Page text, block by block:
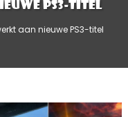
PS3-titel
aan nieuwe PS3-titel